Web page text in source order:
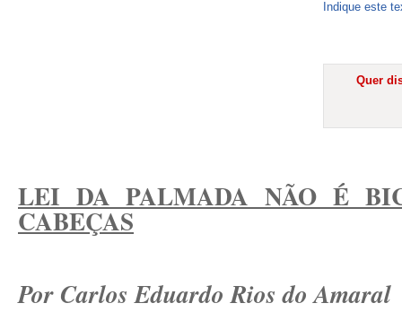
Indique este
Quer
LEI DA PALMADA NÃO É
CABEÇAS
Por Carlos Eduardo Rios do Amaral